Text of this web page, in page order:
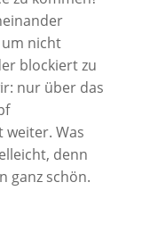
nicht
blockiert zu
nur über das
weiter. Was
denn
ganz schön.